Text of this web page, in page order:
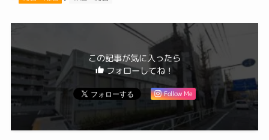
この記事が気に入ったら
フォローしてね！
Follow Me